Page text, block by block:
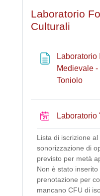
Laboratorio
Culturali
Laboratorio
Medievale
Toniolo
Laboratorio
Lista di iscrizione
sonorizzazione di
previsto per metà
Non è stato
prenotazione per
mancano CFU di